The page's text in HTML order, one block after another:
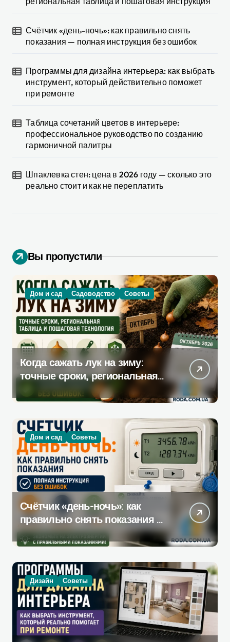
Счётчик «день-ночь»: как правильно снять
показания — полная инструкция без ошибок
Программы для дизайна интерьера: как выбрать
инструмент, который действительно поможет
при ремонте
Таблица сочетаний цветов в интерьере:
профессиональное руководство по созданию
гармоничной палитры
Шпаклевка стен: цена в 2026 году — сколько это
реально стоит и как не переплатить
Вы пропустили
Дом и сад Садоводство Советы
Когда сажать лук на зиму:
точные сроки, региональная
таблица и пошаговая
инструкция
Дом и сад Советы
Счётчик «день-ночь»: как
правильно снять показания —
полная инструкция без
ошибок
Дизайн Советы